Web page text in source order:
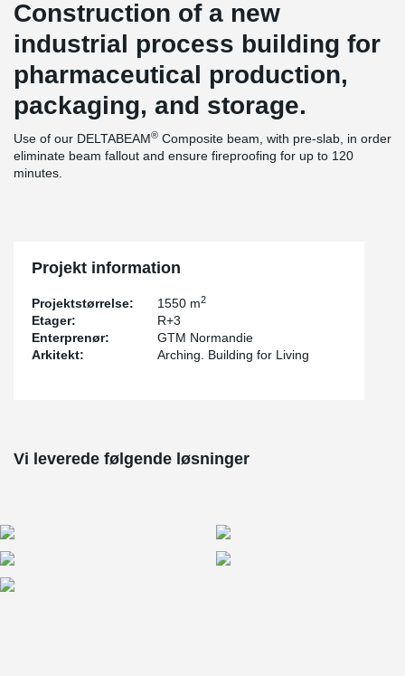
Construction of a new
industrial process building for
pharmaceutical production,
packaging, and storage.
Use of our DELTABEAM® Composite beam, with pre-slab, in order
eliminate beam fallout and ensure fireproofing for up to 120
minutes.
Projekt information
Projektstørrelse: 1550 m2
Etager:
R+3
Enterprenør:
GTM Normandie
Arkitekt:
Arching. Building for Living
Vi leverede følgende løsninger